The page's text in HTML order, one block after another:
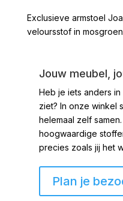
Exclusieve armstoel
veloursstof in
Jouw meubel,
Heb je iets anders
ziet? In onze winkel
helemaal zelf
hoogwaardige
precies zoals jij het
Plan je